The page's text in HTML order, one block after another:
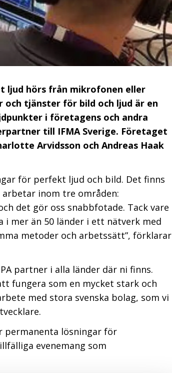
ljud hörs från mikrofonen eller
och tjänster för bild och ljud är en
i företagens och andra
till IFMA Sverige. Företaget
Arvidsson och Andreas Haak
för perfekt ljud och bild. Det finns
arbetar inom tre områden:
det gör oss snabbfotade. Tack vare
i mer än 50 länder i ett nätverk med
metoder och arbetssätt”, förklarar
partner i alla länder där ni finns.
fungera som en mycket stark och
med stora svenska bolag, som vi
permanenta lösningar för
evenemang som